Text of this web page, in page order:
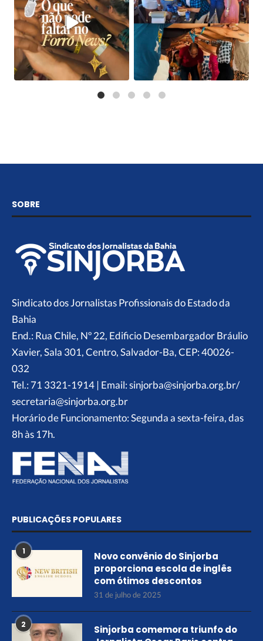
SOBRE
Sindicato dos Jornalistas Profissionais do Estado da
Bahia
End.: Rua Chile, Nº 22, Edificio Desembargador Bráulio
Xavier, Sala 301, Centro, Salvador-Ba, CEP: 40026-
032
Tel.: 71 3321-1914 | Email: sinjorba@sinjorba.org.br/
secretaria@sinjorba.org.br
Horário de Funcionamento: Segunda a sexta-feira, das
8h às 17h.
PUBLICAÇÕES POPULARES
1
Novo convênio do Sinjorba
proporciona escola de inglês
com ótimos descontos
31 de julho de 2025
2
Sinjorba comemora triunfo do